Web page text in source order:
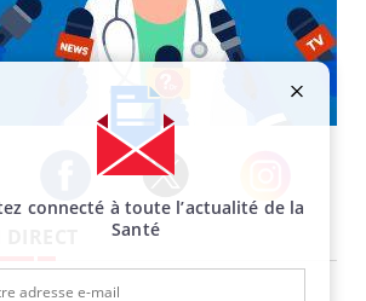
Facebook Twitter Instagram
connecté à toute l’actualité de la
Santé